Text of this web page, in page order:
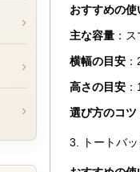
›
›
›
おすすめの使
主な容量 ：
横幅の目安
高さの目安
選び方のコツ
3. トートバッ